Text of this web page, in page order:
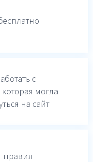
с
могла
на сайт
правил